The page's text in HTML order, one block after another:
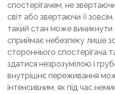
спостерігачем, не
світ або звертаючи її
такий стан може виникнути
сприймає небезпеку лише
стороннього спостерігача
здатися незрозумілою і
внутрішнє переживання
інтенсивним, як під час